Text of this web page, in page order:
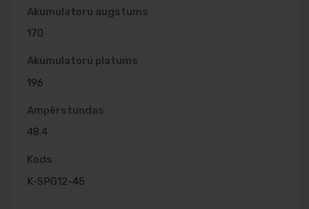
Akumulatoru augstums
170
Akumulatoru platums
196
Ampērstundas
48.4
Kods
K-SPG12-45